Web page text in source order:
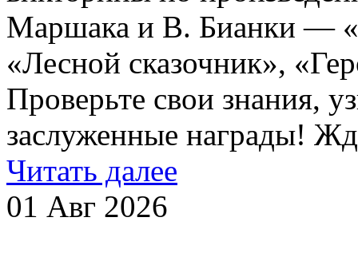
Маршака и В. Бианки —
«Лесной сказочник»,
Проверьте свои знания,
заслуженные награды!
Читать далее
01 Авг 2026